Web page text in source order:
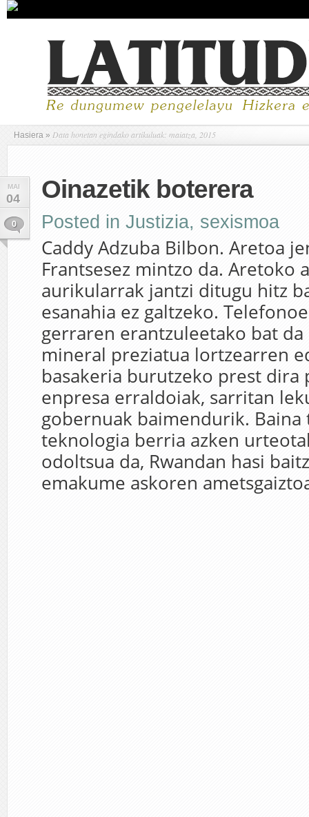
Hasiera » Data honetan egindako artikuluak: maiatza, 2015
MAI
04
0
Oinazetik boterera
Posted in Justizia, sexismoa
Caddy Adzuba Bilbon. Aretoa
Frantsesez mintzo da. Aretoko
aurikularrak jantzi ditugu hitz
esanahia ez galtzeko.
gerraren erantzuleetako bat
mineral preziatua lortzearren
basakeria burutzeko prest dira
enpresa erraldoiak, sarritan
gobernuak baimendurik.
teknologia berria azken
odoltsua da, Rwandan hasi
emakume askoren